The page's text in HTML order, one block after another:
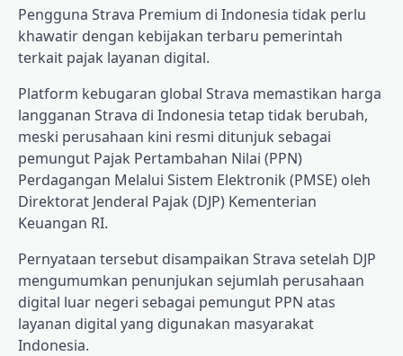
Pengguna Strava Premium di Indonesia tidak perlu
khawatir dengan kebijakan terbaru pemerintah
terkait pajak layanan digital.
Platform kebugaran global Strava memastikan harga
langganan Strava di Indonesia tetap tidak berubah,
meski perusahaan kini resmi ditunjuk sebagai
pemungut Pajak Pertambahan Nilai (PPN)
Perdagangan Melalui Sistem Elektronik (PMSE) oleh
Direktorat Jenderal Pajak (DJP) Kementerian
Keuangan RI.
Pernyataan tersebut disampaikan Strava setelah DJP
mengumumkan penunjukan sejumlah perusahaan
digital luar negeri sebagai pemungut PPN atas
layanan digital yang digunakan masyarakat
Indonesia.